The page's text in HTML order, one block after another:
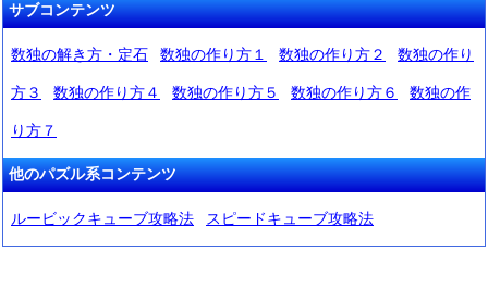
サブコンテンツ
数独の解き方・定石 数独の作り方１ 数独の作り方２ 数独の作り
方３ 数独の作り方４ 数独の作り方５ 数独の作り方６ 数独の作
り方７
他のパズル系コンテンツ
ルービックキューブ攻略法 スピードキューブ攻略法